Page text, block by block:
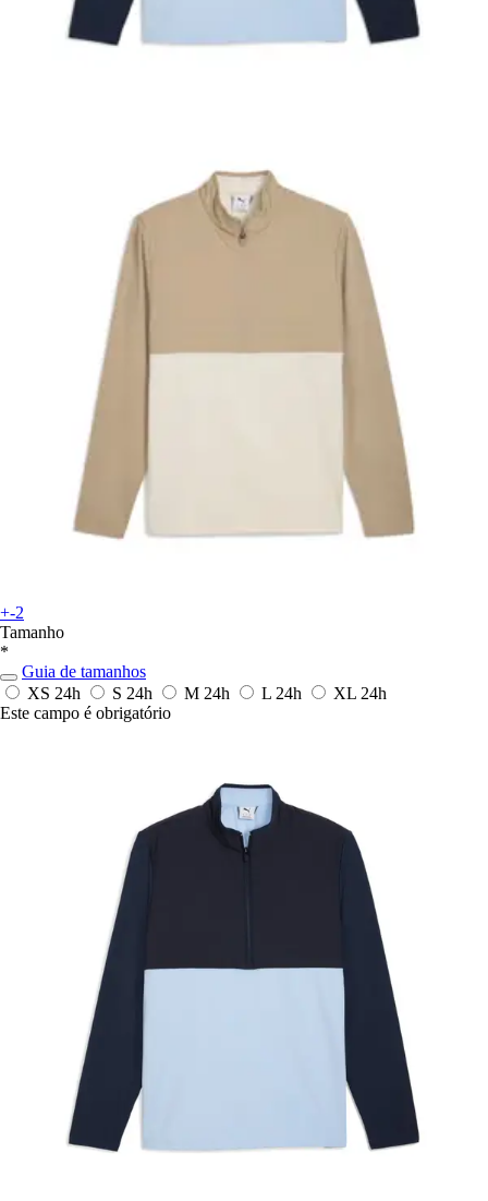
+-2
Tamanho
*
Guia de tamanhos
XS 24h S 24h M 24h L 24h XL 24h
Este campo é obrigatório